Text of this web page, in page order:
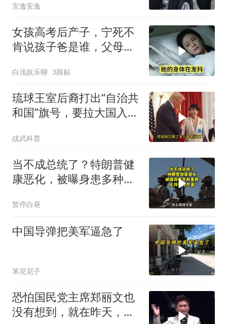
安逸安逸
女孩高考后产子，宁死不
肯说孩子爸是谁，父母查
白浅娱乐聊 3跟贴
琉球王室后裔打出“自治共
和国”旗号，要拉大国入局
战武科普
当不成总统了？特朗普健
康恶化，被曝身患多种重
暂停白昼
中国导弹把美军逼急了
笨尼尼子
恐怕国民党主席郑丽文也
没有想到，就在昨天，对